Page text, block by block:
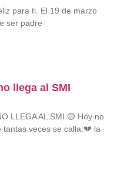
para ti. El 19 de marzo
ser padre
llega al SMI
LLEGA AL SMI 🟡 Hoy no
veces se calla:💔 la